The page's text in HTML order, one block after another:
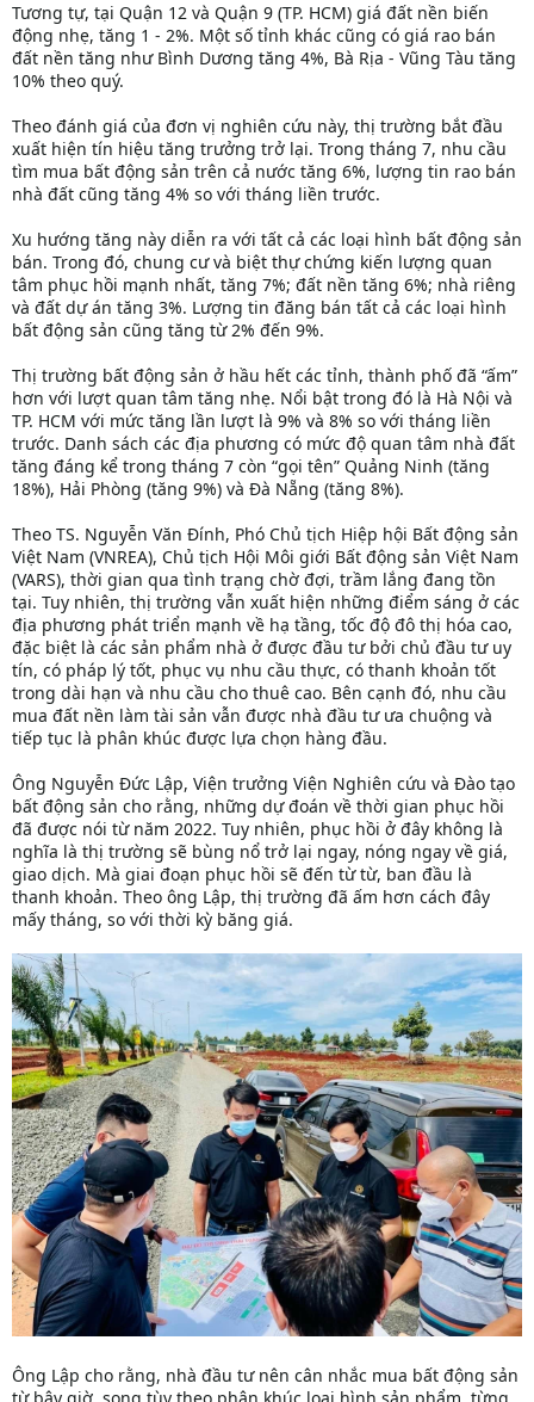
Tương tự, tại Quận 12 và Quận 9 (TP. HCM) giá đất nền biến
động nhẹ, tăng 1 - 2%. Một số tỉnh khác cũng có giá rao bán
đất nền tăng như Bình Dương tăng 4%, Bà Rịa - Vũng Tàu tăng
10% theo quý.
Theo đánh giá của đơn vị nghiên cứu này, thị trường bắt đầu
xuất hiện tín hiệu tăng trưởng trở lại. Trong tháng 7, nhu cầu
tìm mua bất động sản trên cả nước tăng 6%, lượng tin rao bán
nhà đất cũng tăng 4% so với tháng liền trước.
Xu hướng tăng này diễn ra với tất cả các loại hình bất động sản
bán. Trong đó, chung cư và biệt thự chứng kiến lượng quan
tâm phục hồi mạnh nhất, tăng 7%; đất nền tăng 6%; nhà riêng
và đất dự án tăng 3%. Lượng tin đăng bán tất cả các loại hình
bất động sản cũng tăng từ 2% đến 9%.
Thị trường bất động sản ở hầu hết các tỉnh, thành phố đã “ấm”
hơn với lượt quan tâm tăng nhẹ. Nổi bật trong đó là Hà Nội và
TP. HCM với mức tăng lần lượt là 9% và 8% so với tháng liền
trước. Danh sách các địa phương có mức độ quan tâm nhà đất
tăng đáng kể trong tháng 7 còn “gọi tên” Quảng Ninh (tăng
18%), Hải Phòng (tăng 9%) và Đà Nẵng (tăng 8%).
Theo TS. Nguyễn Văn Đính, Phó Chủ tịch Hiệp hội Bất động sản
Việt Nam (VNREA), Chủ tịch Hội Môi giới Bất động sản Việt Nam
(VARS), thời gian qua tình trạng chờ đợi, trầm lắng đang tồn
tại. Tuy nhiên, thị trường vẫn xuất hiện những điểm sáng ở các
địa phương phát triển mạnh về hạ tầng, tốc độ đô thị hóa cao,
đặc biệt là các sản phẩm nhà ở được đầu tư bởi chủ đầu tư uy
tín, có pháp lý tốt, phục vụ nhu cầu thực, có thanh khoản tốt
trong dài hạn và nhu cầu cho thuê cao. Bên cạnh đó, nhu cầu
mua đất nền làm tài sản vẫn được nhà đầu tư ưa chuộng và
tiếp tục là phân khúc được lựa chọn hàng đầu.
Ông Nguyễn Đức Lập, Viện trưởng Viện Nghiên cứu và Đào tạo
bất động sản cho rằng, những dự đoán về thời gian phục hồi
đã được nói từ năm 2022. Tuy nhiên, phục hồi ở đây không là
nghĩa là thị trường sẽ bùng nổ trở lại ngay, nóng ngay về giá,
giao dịch. Mà giai đoạn phục hồi sẽ đến từ từ, ban đầu là
thanh khoản. Theo ông Lập, thị trường đã ấm hơn cách đây
mấy tháng, so với thời kỳ băng giá.
Ông Lập cho rằng, nhà đầu tư nên cân nhắc mua bất động sản